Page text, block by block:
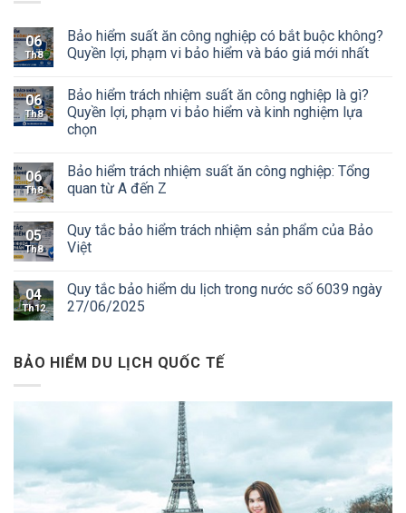
06
Th8
Bảo hiểm suất ăn công nghiệp có bắt buộc không?
Quyền lợi, phạm vi bảo hiểm và báo giá mới nhất
06
Th8
Bảo hiểm trách nhiệm suất ăn công nghiệp là gì?
Quyền lợi, phạm vi bảo hiểm và kinh nghiệm lựa
chọn
06
Th8
Bảo hiểm trách nhiệm suất ăn công nghiệp: Tổng
quan từ A đến Z
05
Th8
Quy tắc bảo hiểm trách nhiệm sản phẩm của Bảo
Việt
04
Th12
Quy tắc bảo hiểm du lịch trong nước số 6039 ngày
27/06/2025
BẢO HIỂM DU LỊCH QUỐC TẾ